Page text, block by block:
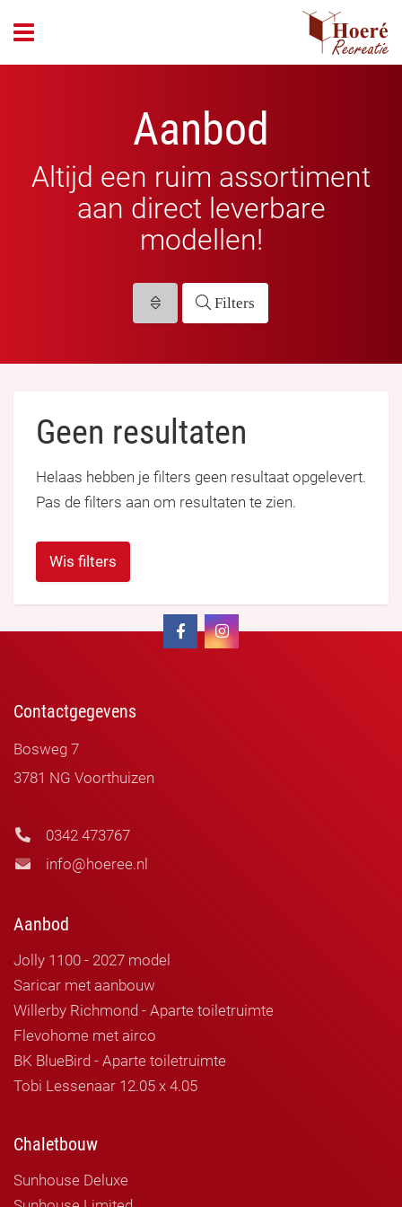
Aanbod
Altijd een ruim assortiment
aan direct leverbare
modellen!
Filters
Geen resultaten
Helaas hebben je filters geen resultaat opgelevert.
Pas de filters aan om resultaten te zien.
Wis filters
header_open_menu
Contactgegevens
Bosweg 7
3781 NG Voorthuizen
0342 473767
info@hoeree.nl
Aanbod
Jolly 1100 - 2027 model
Saricar met aanbouw
Willerby Richmond - Aparte toiletruimte
Flevohome met airco
BK BlueBird - Aparte toiletruimte
Tobi Lessenaar 12.05 x 4.05
Chaletbouw
Sunhouse Deluxe